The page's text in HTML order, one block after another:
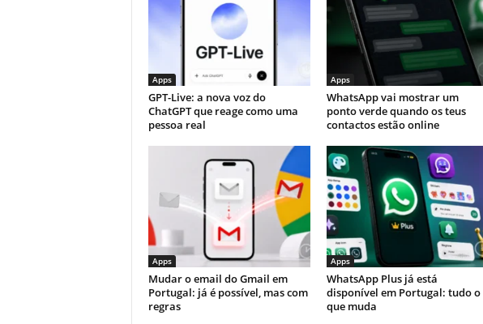
Apps
GPT-Live: a nova voz do
ChatGPT que reage como uma
pessoa real
Apps
WhatsApp vai mostrar um
ponto verde quando os teus
contactos estão online
Apps
Mudar o email do Gmail em
Portugal: já é possível, mas com
regras
Apps
WhatsApp Plus já está
disponível em Portugal: tudo o
que muda